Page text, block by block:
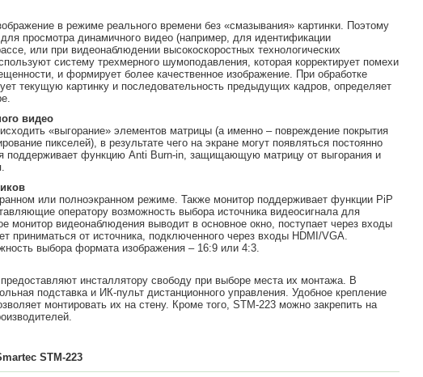
в режиме реального времени без «смазывания» картинки. Поэтому
просмотра динамичного видео (например, для идентификации
или при видеонаблюдении высокоскоростных технологических
систему трехмерного шумоподавления, которая корректирует помехи
и формирует более качественное изображение. При обработке
текущую картинку и последовательность предыдущих кадров, определяет
видео
«выгорание» элементов матрицы (а именно – повреждение покрытия
пикселей), в результате чего на экране могут появляться постоянно
поддерживает функцию Anti Burn-in, защищающую матрицу от выгорания и
или полноэкранном режиме. Также монитор поддерживает функции PiP
оператору возможность выбора источника видеосигнала для
монитор видеонаблюдения выводит в основное окно, поступает через входы
от источника, подключенного через входы HDMI/VGA.
выбора формата изображения – 16:9 или 4:3.
инсталлятору свободу при выборе места их монтажа. В
подставка и ИК-пульт дистанционного управления. Удобное крепление
монтировать их на стену. Кроме того, STM-223 можно закрепить на
STM-223